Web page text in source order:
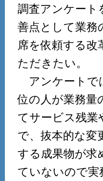
調査アンケート
善点として業務
席を依頼する改
ただきたい。
アンケートで
位の人が業務量
てサービス残業
で、抜本的な変
する成果物が求
ていないので